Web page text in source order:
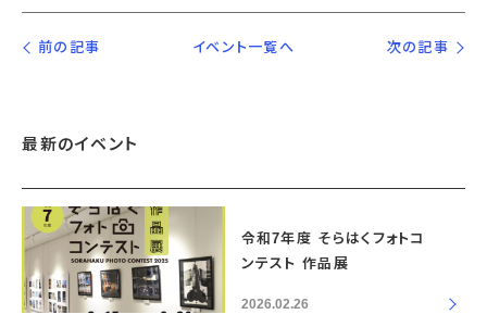
前の記事 イベント一覧へ 次の記事
最新のイベント
令和7年度 そらはくフォトコ
ンテスト 作品展
2026.02.26